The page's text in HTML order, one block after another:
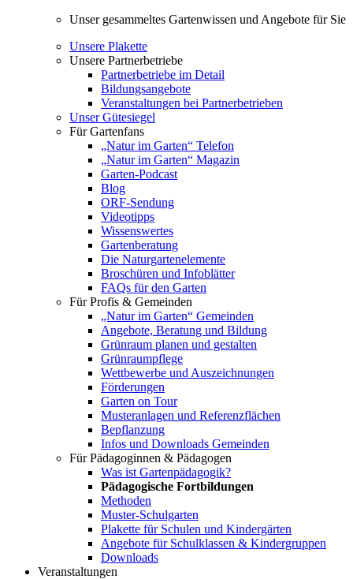
Unser gesammeltes Gartenwissen und Angebote für Sie
Unsere Plakette
Unsere Partnerbetriebe
Partnerbetriebe im Detail
Bildungsangebote
Veranstaltungen bei Partnerbetrieben
Unser Gütesiegel
Für Gartenfans
„Natur im Garten“ Telefon
„Natur im Garten“ Magazin
Garten-Podcast
Blog
ORF-Sendung
Videotipps
Wissenswertes
Gartenberatung
Die Naturgartenelemente
Broschüren und Infoblätter
FAQs für den Garten
Für Profis & Gemeinden
„Natur im Garten“ Gemeinden
Angebote, Beratung und Bildung
Grünraum planen und gestalten
Grünraumpflege
Wettbewerbe und Auszeichnungen
Förderungen
Garten on Tour
Musteranlagen und Referenzflächen
Bepflanzung
Infos und Downloads Gemeinden
Für Pädagoginnen & Pädagogen
Was ist Gartenpädagogik?
Pädagogische Fortbildungen
Methoden
Muster-Schulgarten
Plakette für Schulen und Kindergärten
Angebote für Schulklassen & Kindergruppen
Downloads
Veranstaltungen